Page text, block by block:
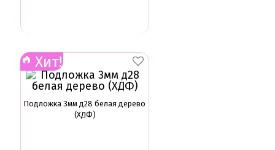
Хит!
Подложка 3мм д28 белая дерево
(ХДФ)